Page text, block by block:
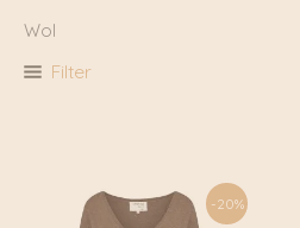
Wol
Filter
-20%